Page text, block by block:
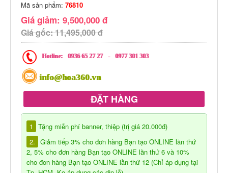
Mã sản phẩm: 76810
Giá giảm: 9,500,000 đ
Giá gốc: 11,495,000 đ
Hotline: 0936 65 27 27 - 0977 301 303
info@hoa360.vn
ĐẶT HÀNG
1
Tặng miễn phí banner, thiệp (trị giá 20.000đ)
2. Giảm tiếp 3% cho đơn hàng Bạn tạo ONLINE lần thứ
2, 5% cho đơn hàng Bạn tạo ONLINE lần thứ 6 và 10%
cho đơn hàng Bạn tạo ONLINE lần thứ 12 (Chỉ áp dụng tại